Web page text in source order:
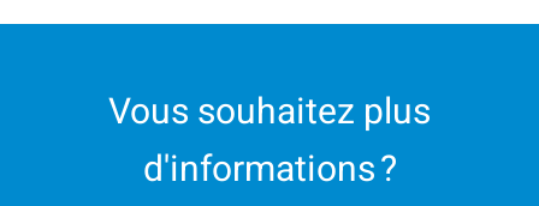
Vous souhaitez plus
d'informations ?